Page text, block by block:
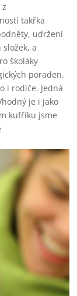
takřka
udržení
a
školáky
poraden.
i rodiče. Jedná
je i jako
kufříku jsme